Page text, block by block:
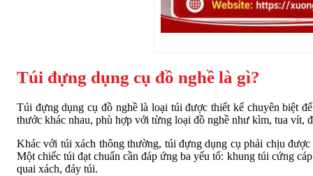
Túi đựng dụng cụ đồ nghề là gì?
Túi đựng dụng cụ đồ nghề là loại túi được thiết kế chuyên biệt
thước khác nhau, phù hợp với từng loại đồ nghề như kìm, tua vít,
Khác với túi xách thông thường, túi đựng dụng cụ phải chịu
Một chiếc túi đạt chuẩn cần đáp ứng ba yếu tố: khung túi cứng
quai xách, đáy túi.